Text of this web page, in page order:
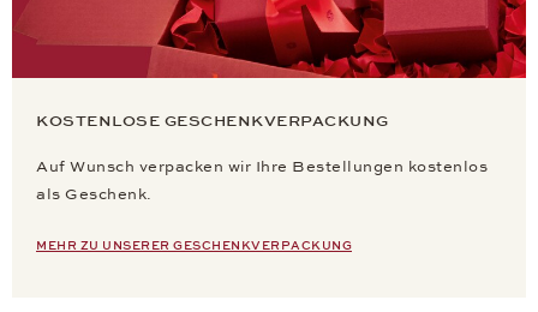
KOSTENLOSE GESCHENKVERPACKUNG
Auf Wunsch verpacken wir Ihre Bestellungen kostenlos
als Geschenk.
MEHR ZU UNSERER GESCHENKVERPACKUNG